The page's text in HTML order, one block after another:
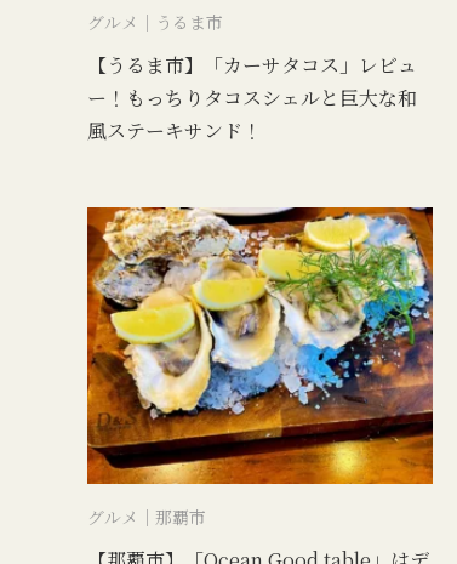
グルメ｜うるま市
【うるま市】「カーサタコス」レビュ
ー！もっちりタコスシェルと巨大な和
風ステーキサンド！
グルメ｜那覇市